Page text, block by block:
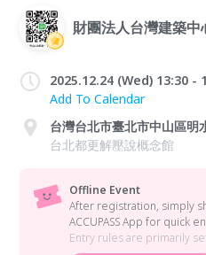
財團法人台灣建築中
2025.12.24 (Wed) 13:30 -
Add To Calendar
台灣台北市臺北市中山區明
台北都更解壓說概念館
Offline Event
After registration, simply
ACCUPASS App for quick
Entry rules are primarily